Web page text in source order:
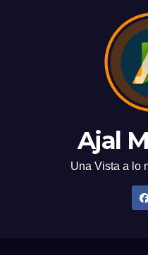
Ajal
Una Vista a lo